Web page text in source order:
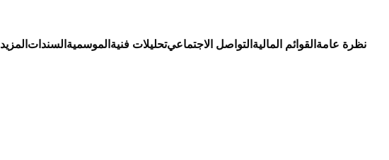
نظرة عامةالقوائم الماليةالتواصل الاجتماعيتحليلات فنيةالموسميةالسنداتالمزيد